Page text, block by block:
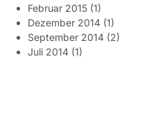
Februar 2015 (1)
Dezember 2014 (1)
September 2014 (2)
Juli 2014 (1)